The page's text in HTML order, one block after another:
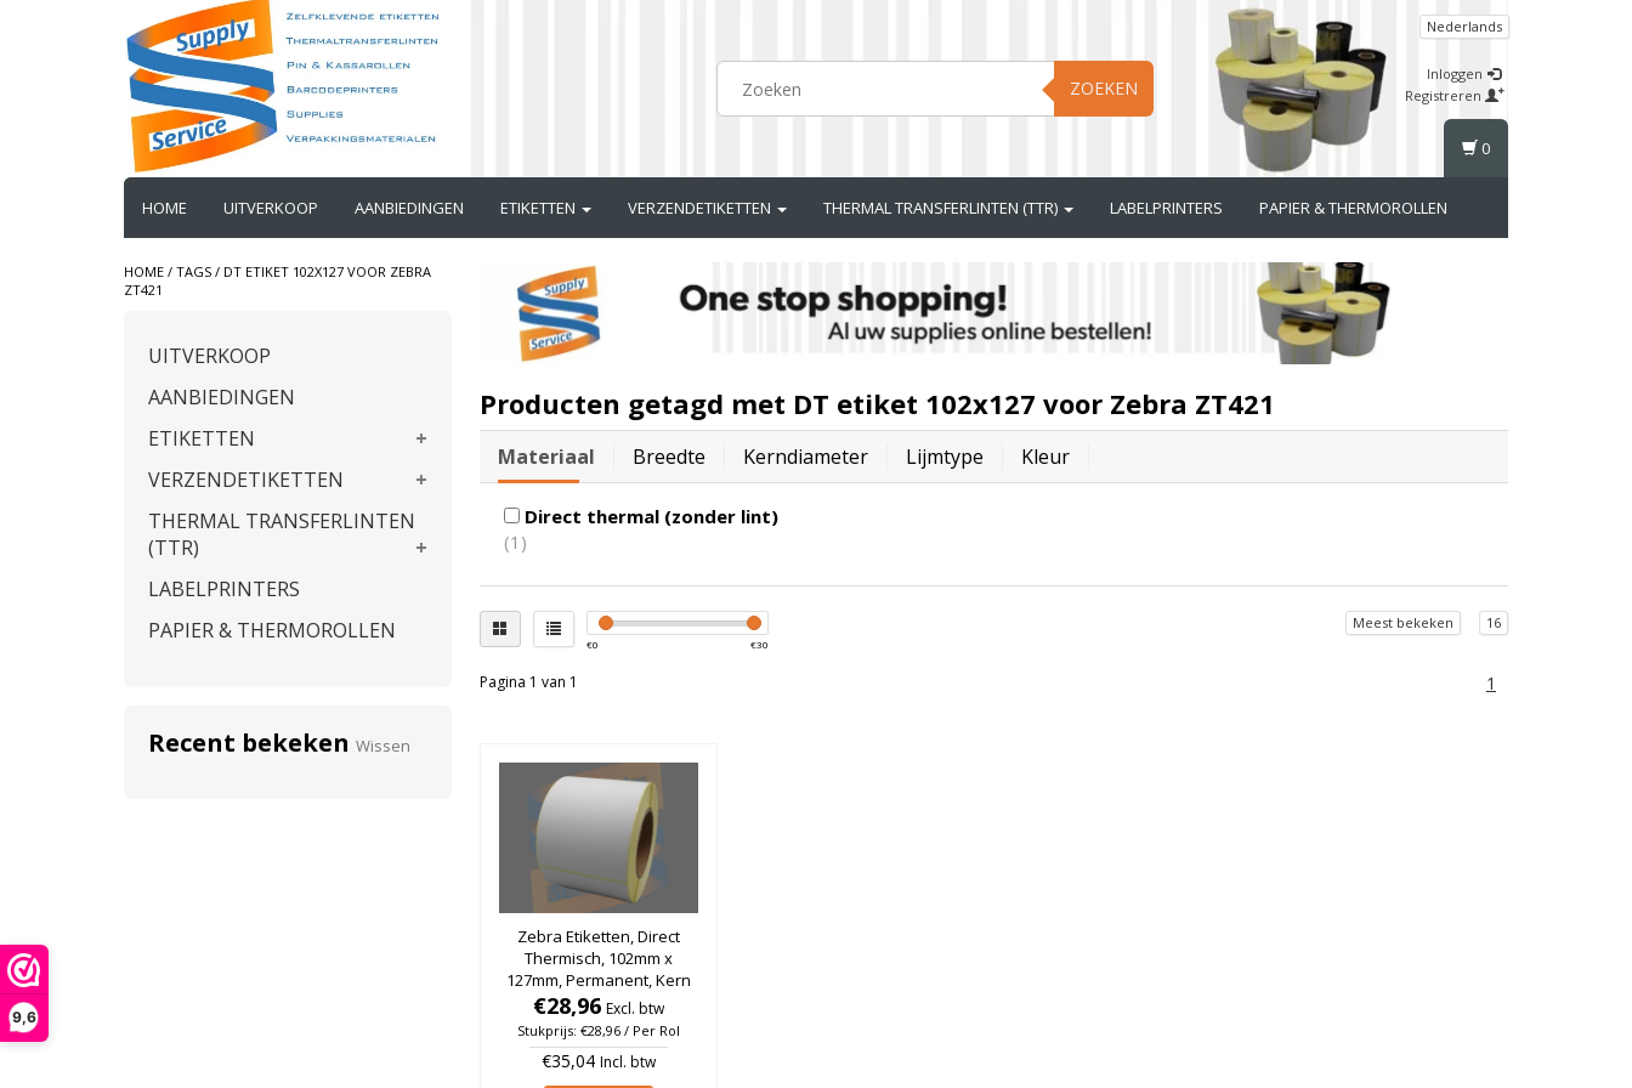
9,6
ZOEKEN
Nederlands
Inloggen
Registreren
HOME UITVERKOOP AANBIEDINGEN ETIKETTEN VERZENDETIKETTEN THERMAL TRANSFERLINTEN (TTR) LABELPRINTERS PAPIER & THERMOROLLEN
0
HOME / TAGS / DT ETIKET 102X127 VOOR ZEBRA
ZT421
UITVERKOOP
AANBIEDINGEN
ETIKETTEN
VERZENDETIKETTEN
THERMAL TRANSFERLINTEN
(TTR)
LABELPRINTERS
PAPIER & THERMOROLLEN
Recent bekeken Wissen
Producten getagd met DT etiket 102x127 voor Zebra ZT421
Materiaal Breedte Kerndiameter Lijmtype Kleur
Direct thermal (zonder lint)
(1)
€0 €30
Meest bekeken 16
Pagina 1 van 1 1
Zebra Etiketten, Direct
Thermisch, 102mm x
127mm, Permanent, Kern
76mm, rol à 560 stuks
€28,96 Excl. btw
Stukprijs: €28,96 / Per Rol
€35,04 Incl. btw